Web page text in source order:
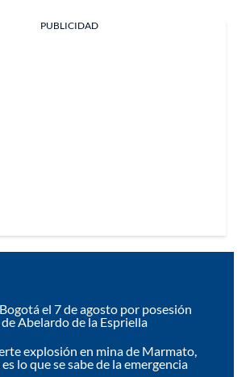
PUBLICIDAD
el 7 de agosto por posesión
Abelardo de la Espriella
explosión en mina de Marmato,
lo que se sabe de la emergencia